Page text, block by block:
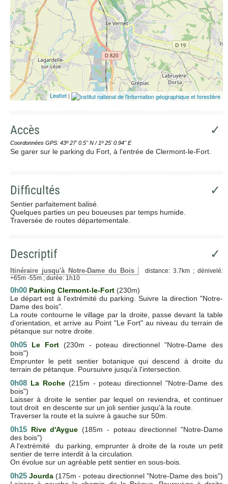
Leaflet |
Accès ✓
Coordonnées GPS: 43º 27' 0.5'' N / 1º 25' 0.94'' E
Se garer sur le parking du Fort, à l'entrée de Clermont-le-Fort.
Difficultés ✓
Sentier parfaitement balisé.
Quelques parties un peu boueuses par temps humide.
Traversée de routes départementale.
Descriptif ✓
Itinéraire jusqu'à Notre-Dame du Bois
distance: 3.7km ; dénivelé:
+65m -55m ; durée: 1h10
0h00 Parking Clermont-le-Fort (230m)
Le départ est à l'extrémité du parking. Suivre la direction "Notre-
Dame des bois".
La route contourne le village par la droite, passe devant la table
d'orientation, et arrive au Point "Le Fort" au niveau du terrain de
pétanque sur notre droite.
0h05 Le Fort (230m - poteau directionnel "Notre-Dame des
bois")
Emprunter le petit sentier botanique qui descend à droite du
terrain de pétanque. Poursuivre jusqu'à l'intersection.
0h08 La Roche(215m - poteau directionnel "Notre-Dame des
bois")
Laisser à droite le sentier par lequel on reviendra, et continuer
tout droit en descente sur un joli sentier jusqu'à la route.
Traverser la route et la suivre à gauche sur 50m.
0h15 Rive d'Aygue (185m - poteau directionnel "Notre-Dame
des bois")
A l'extrémité du parking, emprunter à droite de la route un petit
sentier de terre interdit à la circulation.
On évolue sur un agréable petit sentier en sous-bois.
0h25 Jourda (175m - poteau directionnel "Notre-Dame des bois")